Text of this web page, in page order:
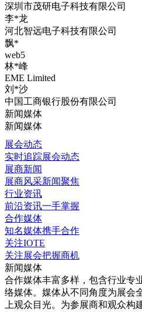
深圳市茂研电子科技有限公司
李*龙
河北智远电子科技有限公司
飘*
web5
林*峰
EME Limited
刘*沙
中国工商银行股份有限公司
新闻媒体
新闻媒体
展会动态
实时追踪展会动态
展商新闻
展商风采新闻聚焦
行业资讯
前沿资讯一手掌握
合作媒体
知名媒体携手合作
关注IOTE
关注展会把握商机
新闻媒体
合作媒体丰富多样，包含行业专
络媒体。媒体从不同角度为展会
上观众目光。为参展商和观众构